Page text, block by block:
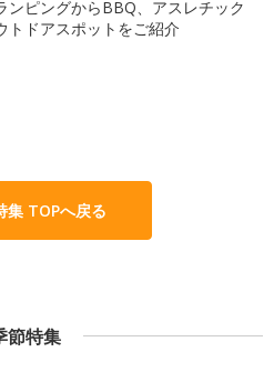
ンピングからBBQ、アスレチック
トドアスポットをご紹介
集 TOPへ戻る
節特集